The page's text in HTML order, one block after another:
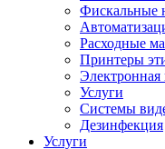
Фискальные
Расходные
Принтеры
Услуги
Системы
Дезинфекция
Услуги